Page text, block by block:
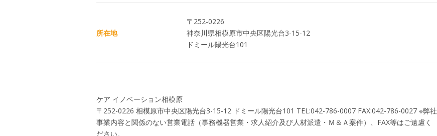
所在地
〒252-0226
神奈川県相模原市中央区陽光台3-15-12
ドミール陽光台101
ケア イノベーション相模原
〒252-0226 相模原市中央区陽光台3-15-12 ドミール陽光台101 TEL:042-786-0007 FAX:042-786-0027 ※弊社
事業内容と関係のない営業電話（事務機器営業・求人紹介及び人材派遣・Ｍ＆Ａ案件）、FAX等はご遠慮く
ださい。